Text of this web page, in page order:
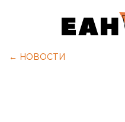
← НОВОСТИ